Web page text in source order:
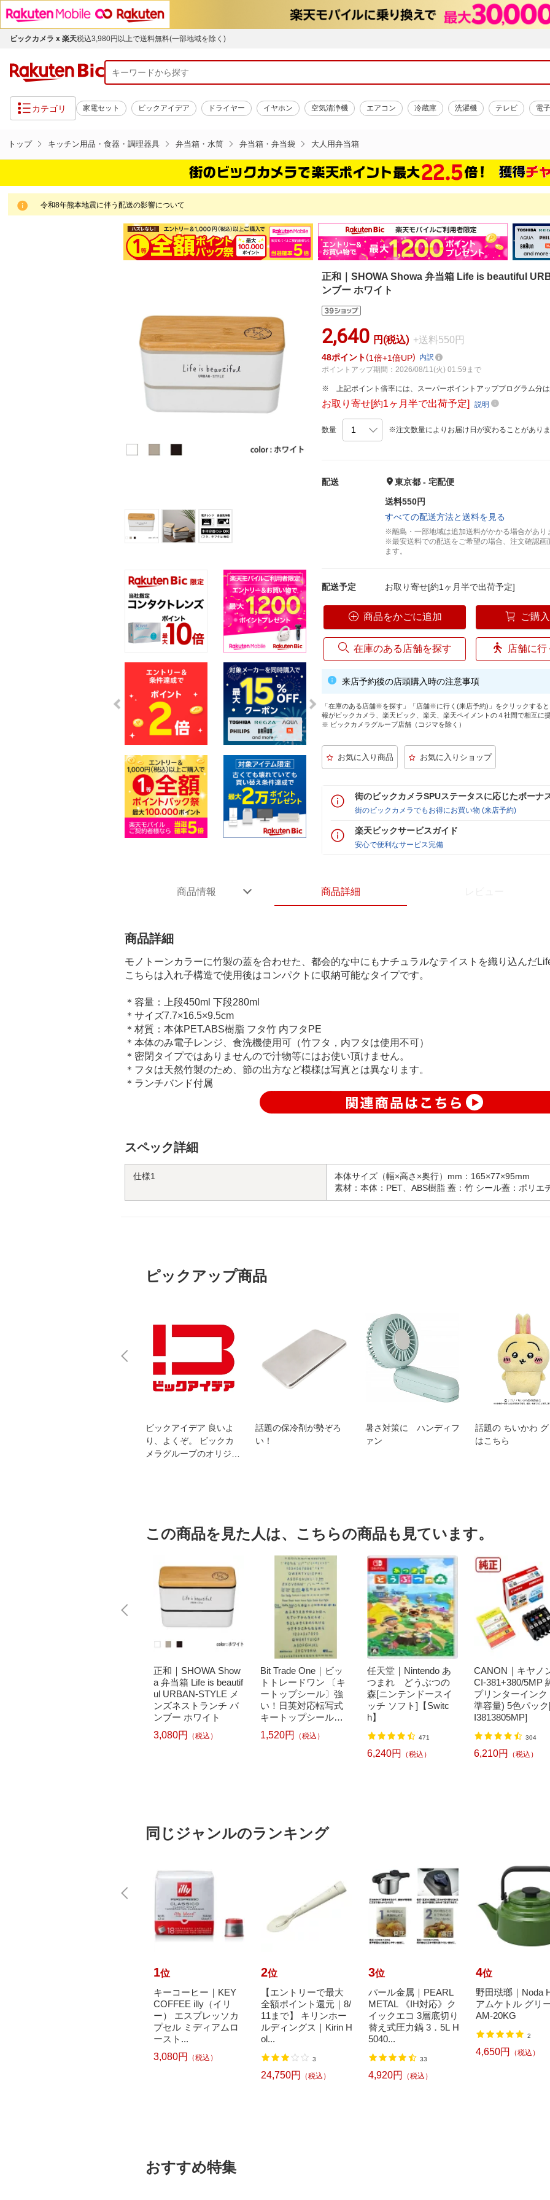
ビックカメラ x 楽天税込3,980円以上で送料無料(一部地域を除く)
カテゴリ 家電セット ビックアイデア ドライヤー イヤホン 空気清浄機 エアコン 冷蔵庫 洗濯機 テレビ 電
トップ キッチン用品・食器・調理器具 弁当箱・水筒 弁当箱・弁当袋 大人用弁当箱
令和8年熊本地震に伴う配送の影響について
正和｜SHOWA Showa 弁当箱 Life is beautiful
ンブー ホワイト
2,640 円(税込) +送料550円
48ポイント 1倍 1倍UP
内訳
ポイントアップ期間：2026/08/11(火) 01:59まで
上記ポイント倍率には、スーパーポイントアッププログラム分
お取り寄せ[約1ヶ月半で出荷予定]説明
数量 ※注文数量によりお届け日が変わることがあり
配送
東京都 - 宅配便
送料550円
すべての配送方法と送料を見る
※離島・一部地域は追加送料がかかる場合があり
※最安送料での配送をご希望の場合、注文確認
ます。
配送予定 お取り寄せ[約1ヶ月半で出荷予定]
商品をかごに追加 ご購
在庫のある店舗を探す 店舗に
来店予約後の店頭購入時の注意事項
「在庫のある店舗※を探す」「店舗※に行く(来店予約)」をクリックする
報がビックカメラ、楽天ビック、楽天、楽天ペイメントの４社間で相互に
※ ビックカメラグループ店舗（コジマを除く）
街のビックカメラSPUステータスに応じたボーナ
街のビックカメラでもお得にお買い物 (来店予約)
楽天ビックサービスガイド
安心で便利なサービス完備
商品情報 商品詳細
商品詳細
モノトーンカラーに竹製の蓋を合わせた、都会的な中にもナチュラルなテイストを織り込んだ
こちらは入れ子構造で使用後はコンパクトに収納可能なタイプです。
＊容量：上段450ml 下段280ml
＊サイズ7.7×16.5×9.5cm
＊材質：本体PET.ABS樹脂 フタ竹 内フタPE
＊本体のみ電子レンジ、食洗機使用可（竹フタ，内フタは使用不可）
＊密閉タイプではありませんので汁物等にはお使い頂けません。
＊フタは天然竹製のため、節の出方など模様は写真とは異なります。
＊ランチバンド付属
スペック詳細
仕様1
本体サイズ（幅×高さ×奥行）mm：165×77×95mm
素材：本体：PET、ABS樹脂 蓋：竹 シール蓋：ポリエ
ピックアップ商品
ビックアイデア 良いよ
り、よくぞ。 ビックカ
メラグループのオリジナ
話題の保冷剤が勢ぞろ
い！
暑さ対策に ハンディフ
ァン
話題の ちいかわ
はこちら
この商品を見た人は、こちらの商品も見ています。
正和｜SHOWA Show
a 弁当箱 Life is beautif
ul URBAN-STYLE メ
ンズネストランチ バ
ンブー ホワイト
3,080円
（税込）
Bit Trade One｜ビッ
トトレードワン 〔キ
ートップシール〕強
い！日英対応転写式
キートップシールセ
ット ブルー DYKTSB
L
1,520円 （税込）
任天堂｜Nintendo あ
つまれ どうぶつの
森[ニンテンドースイ
ッチ ソフト]【Switc
h】
471
6,240円 （税込）
CANON｜キヤノ
CI-381+380/5MP
プリンターインク
準容量) 5色パッ
I3813805MP]
304
6,210円 （税込）
同じジャンルのランキング
1位
キーコーヒー｜KEY
COFFEE illy（イリ
ー） エスプレッソカ
プセル ミディアムロ
ースト...
3,080円
（税込）
2位
【エントリーで最大
全額ポイント還元｜8/
11まで】 キリンホー
ルディングス｜Kirin H
ol...
3
24,750円 （税込）
3位
パール金属｜PEARL
METAL 《IH対応》ク
イックエコ 3層底切り
替え式圧力鍋 3．5L H
5040...
33
4,920円 （税込）
4位
野田琺瑯｜Noda
アムケトル グリ
AM-20KG
2
4,650円 （税込）
おすすめ特集